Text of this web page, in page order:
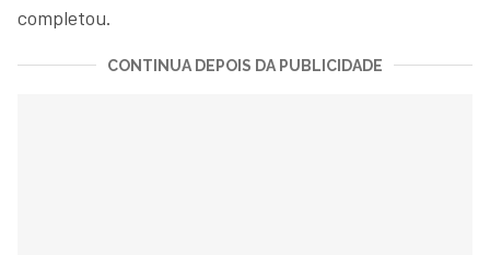
completou.
CONTINUA DEPOIS DA PUBLICIDADE